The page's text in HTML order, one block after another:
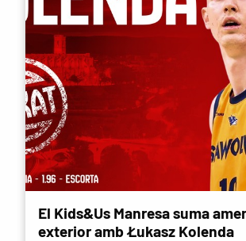
El Kids&Us Manresa suma
exterior amb Łukasz Kolenda